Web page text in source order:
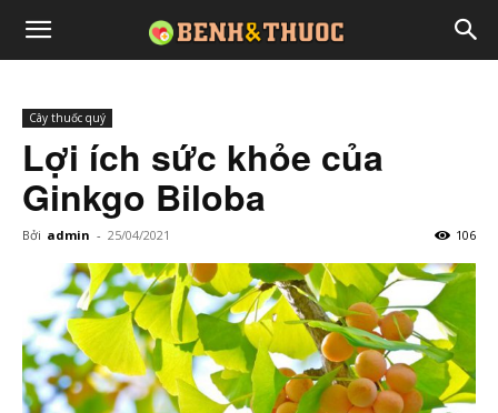
Cây thuốc quý
Lợi ích sức khỏe của
Ginkgo Biloba
Bởi admin - 25/04/2021 106